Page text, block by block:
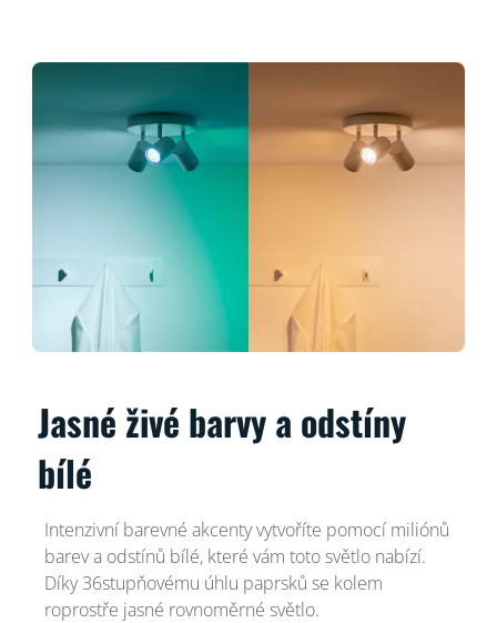
Jasné živé barvy a odstíny
bílé
Intenzivní barevné akcenty vytvoříte pomocí miliónů
barev a odstínů bílé, které vám toto světlo nabízí.
Díky 36stupňovému úhlu paprsků se kolem
roprostře jasné rovnoměrné světlo.